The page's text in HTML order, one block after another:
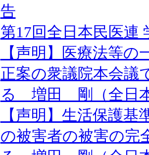
告
第17回全日本民医連
【声明】医療法等
正案の衆議院本会議
る 増田 剛（全日
【声明】生活保護
の被害者の被害の完